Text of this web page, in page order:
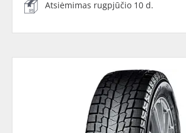
Atsiėmimas rugpjūčio 10 d.